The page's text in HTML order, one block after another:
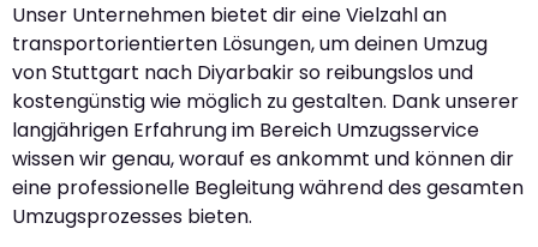
Unser Unternehmen bietet dir eine Vielzahl an
transportorientierten Lösungen, um deinen Umzug
von Stuttgart nach Diyarbakir so reibungslos und
kostengünstig wie möglich zu gestalten. Dank unserer
langjährigen Erfahrung im Bereich Umzugsservice
wissen wir genau, worauf es ankommt und können dir
eine professionelle Begleitung während des gesamten
Umzugsprozesses bieten.